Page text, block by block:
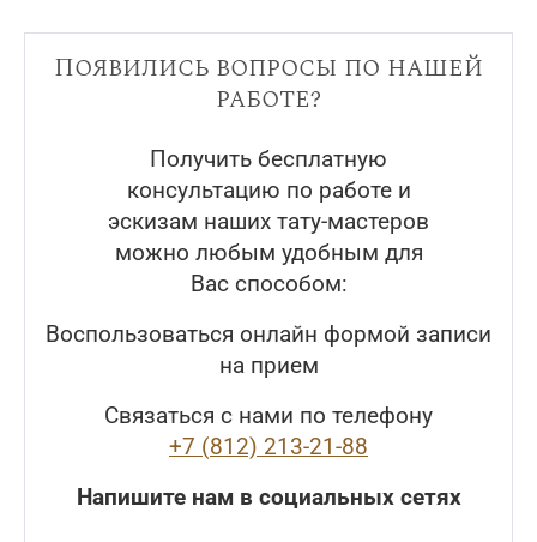
Появились вопросы по нашей
работе?
Получить бесплатную
консультацию по работе и
эскизам наших тату-мастеров
можно любым удобным для
Вас способом:
Воспользоваться онлайн формой записи
на прием
Связаться с нами по телефону
+7 (812) 213-21-88
Напишите нам в социальных сетях